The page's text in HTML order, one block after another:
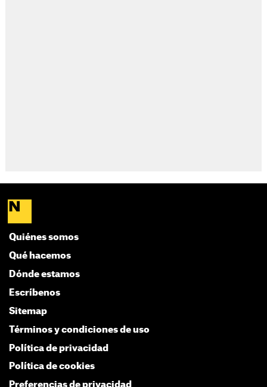
Quiénes somos
Qué hacemos
Dónde estamos
Escríbenos
Sitemap
Términos y condiciones de uso
Política de privacidad
Política de cookies
Preferencias de privacidad